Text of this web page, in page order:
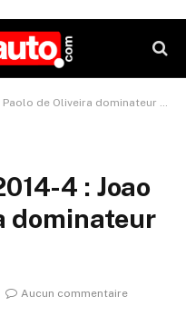
de Oliveira dominateur à Motegi 1
4 : Joao
dominateur
Aucun commentaire